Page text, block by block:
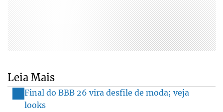
Leia Mais
Final do BBB 26 vira desfile de moda; veja
looks